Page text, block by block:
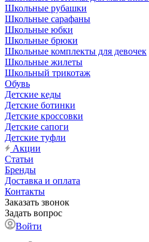
Школьные рубашки
Школьные сарафаны
Школьные юбки
Школьные брюки
Школьные комплекты для девочек
Школьные жилеты
Школьный трикотаж
Обувь
Детские кеды
Детские ботинки
Детские кроссовки
Детские сапоги
Детские туфли
Акции
Статьи
Бренды
Доставка и оплата
Контакты
Заказать звонок
Задать вопрос
Войти